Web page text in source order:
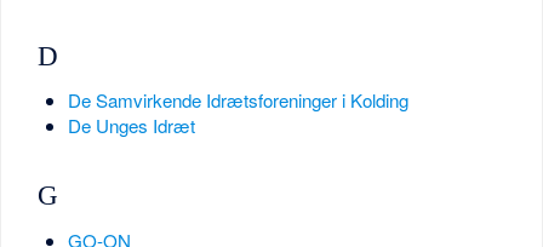
D
De Samvirkende Idrætsforeninger i Kolding
De Unges Idræt
G
GO-ON